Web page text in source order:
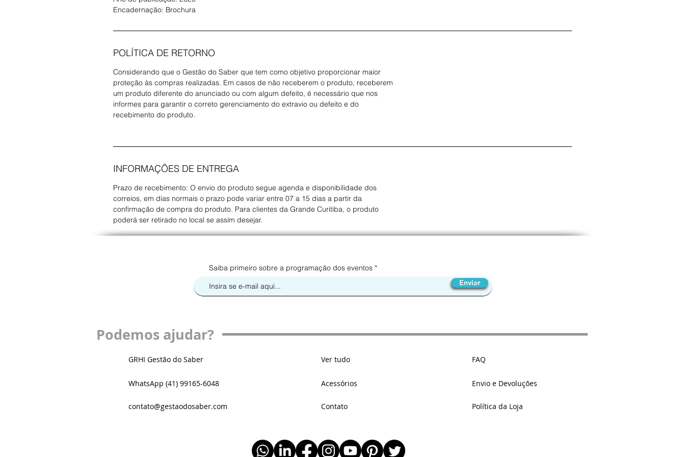
Encadernação: Brochura
POLÍTICA DE RETORNO
Considerando que o Gestão do Saber que tem como objetivo proporcionar maior
proteção às compras realizadas. Em casos de não receberem o produto, receberem
um produto diferente do anunciado ou com algum defeito, é necessário que nos
informes para garantir o correto gerenciamento do extravio ou defeito e do
recebimento do produto.
INFORMAÇÕES DE ENTREGA
Prazo de recebimento: O envio do produto segue agenda e disponibilidade dos
correios, em dias normais o prazo pode variar entre 07 a 15 dias a partir da
confirmação de compra do produto. Para clientes da Grande Curitiba, o produto
poderá ser retirado no local se assim desejar.
Saiba primeiro sobre a programação dos eventos
Enviar
Podemos ajudar?
GRHI Gestão do Saber Ver tudo FAQ
WhatsApp (41) 99165-6048
contato@gestaodosaber.com
Acessórios
Contato
Envio e Devoluções
Política da Loja